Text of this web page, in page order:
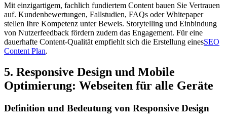
Mit einzigartigem, fachlich fundiertem Content bauen Sie Vertrauen
auf. Kundenbewertungen, Fallstudien, FAQs oder Whitepaper
stellen Ihre Kompetenz unter Beweis. Storytelling und Einbindung
von Nutzerfeedback fördern zudem das Engagement. Für eine
dauerhafte Content-Qualität empfiehlt sich die Erstellung einesSEO
Content Plan.
5. Responsive Design und Mobile
Optimierung: Webseiten für alle Geräte
Definition und Bedeutung von Responsive Design